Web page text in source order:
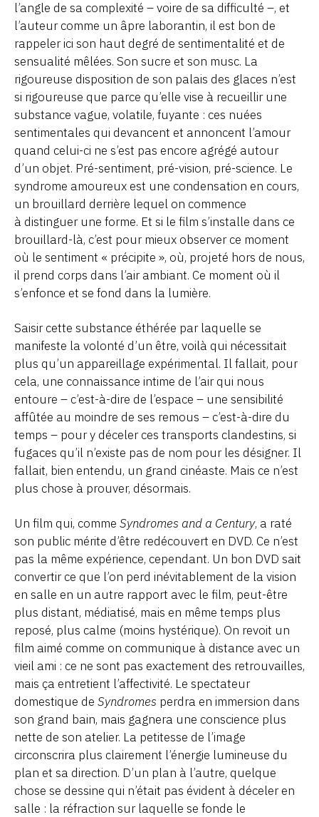
l’angle de sa complexité – voire de sa difficulté –, et
l’auteur comme un âpre laborantin, il est bon de
rappeler ici son haut degré de sentimentalité et de
sensualité mêlées. Son sucre et son musc. La
rigoureuse disposition de son palais des glaces n’est
si rigoureuse que parce qu’elle vise à recueillir une
substance vague, volatile, fuyante : ces nuées
sentimentales qui devancent et annoncent l’amour
quand celui-ci ne s’est pas encore agrégé autour
d’un objet. Pré-sentiment, pré-vision, pré-science. Le
syndrome amoureux est une condensation en cours,
un brouillard derrière lequel on commence
à distinguer une forme. Et si le film s’installe dans ce
brouillard-là, c’est pour mieux observer ce moment
où le sentiment « précipite », où, projeté hors de nous,
il prend corps dans l’air ambiant. Ce moment où il
s’enfonce et se fond dans la lumière.
Saisir cette substance éthérée par laquelle se
manifeste la volonté d’un être, voilà qui nécessitait
plus qu’un appareillage expérimental. Il fallait, pour
cela, une connaissance intime de l’air qui nous
entoure – c’est-à-dire de l’espace – une sensibilité
affûtée au moindre de ses remous – c’est-à-dire du
temps – pour y déceler ces transports clandestins, si
fugaces qu’il n’existe pas de nom pour les désigner. Il
fallait, bien entendu, un grand cinéaste. Mais ce n’est
plus chose à prouver, désormais.
Un film qui, comme Syndromes and a Century, a raté
son public mérite d’être redécouvert en DVD. Ce n’est
pas la même expérience, cependant. Un bon DVD sait
convertir ce que l’on perd inévitablement de la vision
en salle en un autre rapport avec le film, peut-être
plus distant, médiatisé, mais en même temps plus
reposé, plus calme (moins hystérique). On revoit un
film aimé comme on communique à distance avec un
vieil ami : ce ne sont pas exactement des retrouvailles,
mais ça entretient l’affectivité. Le spectateur
domestique de Syndromes perdra en immersion dans
son grand bain, mais gagnera une conscience plus
nette de son atelier. La petitesse de l’image
circonscrira plus clairement l’énergie lumineuse du
plan et sa direction. D’un plan à l’autre, quelque
chose se dessine qui n’était pas évident à déceler en
salle : la réfraction sur laquelle se fonde le